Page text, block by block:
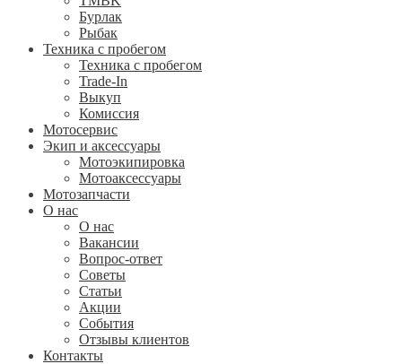
Бурлак
Рыбак
Техника с пробегом
Техника с пробегом
Trade-In
Выкуп
Комиссия
Мотосервис
Экип и аксессуары
Мотоэкипировка
Мотоаксессуары
Мотозапчасти
О нас
О нас
Вакансии
Вопрос-ответ
Советы
Статьи
Акции
События
Отзывы клиентов
Контакты